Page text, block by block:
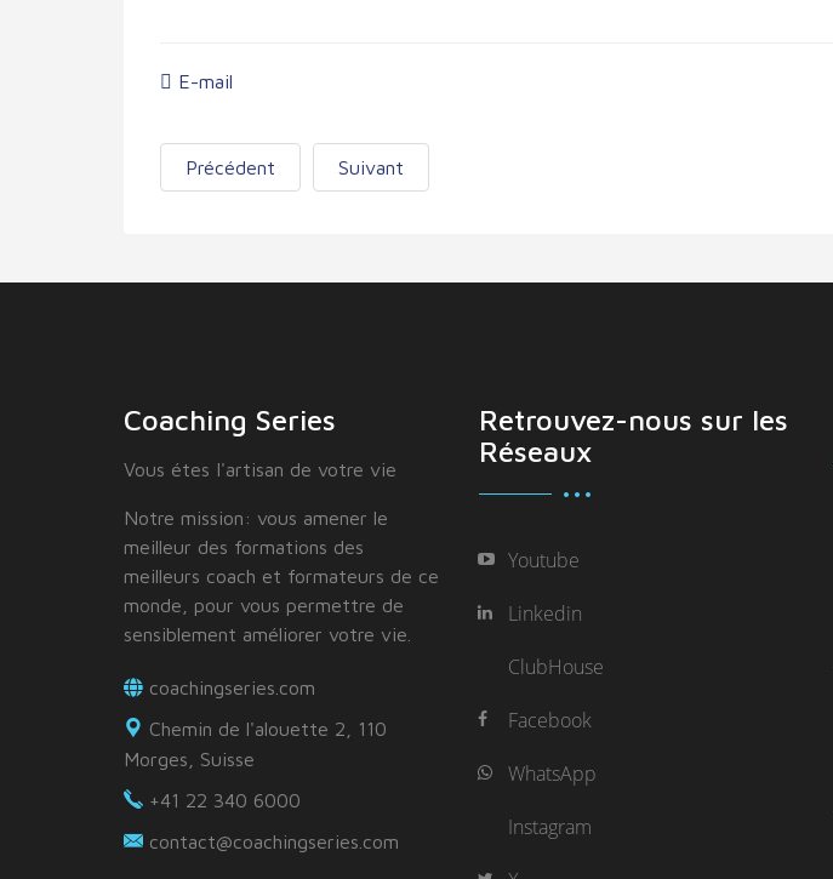
E-mail
Précédent Suivant
Coaching Series
Vous étes I'artisan de votre vie
Notre mission: vous amener le
meilleur des formations des
meilleurs coach et formateurs de ce
monde, pour vous permettre de
sensiblement améliorer votre vie.
coachingseries.com
Chemin de l'alouette 2, 110
Morges, Suisse
+41 22 340 6000
contact@coachingseries.com
Retrouvez-nous sur les
Réseaux
Youtube
Linkedin
ClubHouse
Facebook
WhatsApp
Instagram